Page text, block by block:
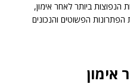
התזונתיות הנפוצות ביותר לאחר אימון,
הפשוטים והנכונים
אימון